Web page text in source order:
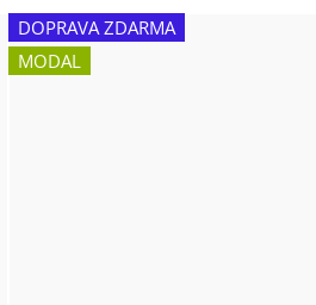
DOPRAVA ZDARMA
MODAL